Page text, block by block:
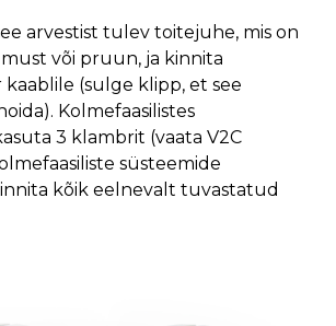
arvestist tulev toitejuhe, mis on
või pruun, ja kinnita
(sulge klipp, et see
Kolmefaasilistes
3 klambrit (vaata V2C
süsteemide
kõik eelnevalt tuvastatud